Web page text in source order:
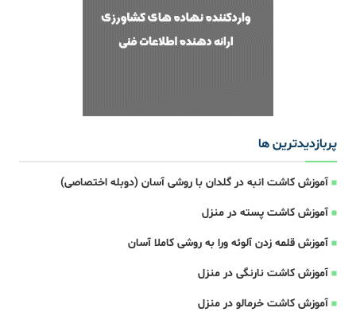
پربازدیدترین ها
آموزش کاشت انبه در گلدان با روشی آسان (دوبله اختصاصی)
آموزش کاشت پسته در منزل
آموزش قلمه زدن آلوئه ورا به روشی کاملا آسان
آموزش کاشت نارنگی در منزل
آموزش کاشت خرمالو در منزل